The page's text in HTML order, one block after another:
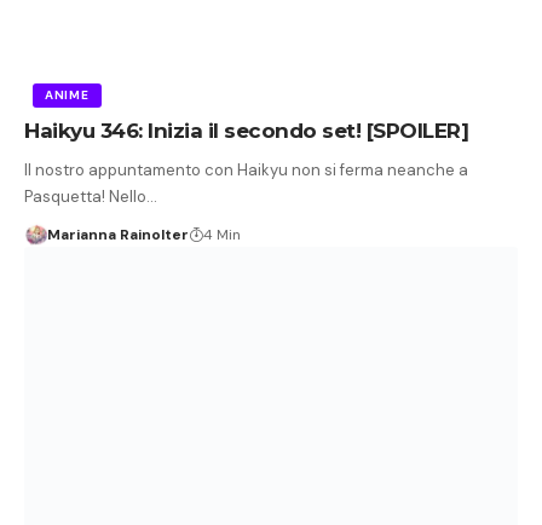
ANIME
Haikyu 346: Inizia il secondo set! [SPOILER]
Il nostro appuntamento con Haikyu non si ferma neanche a
Pasquetta! Nello…
Marianna Rainolter 4 Min